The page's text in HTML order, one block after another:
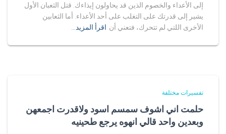
إلى الأعداء والخصوم الذين قد يحاولون إيذاءك. قتل الثعبان الأول
يشير إلى قدرتك على التغلب على أحد الأعداء. أما الثعابين
الأخرى اللتي لم تتحرك، فتعني أن اقرأ المزيد…
تفسيرات مختلفة
حلمت اني اشوف سمسم اسود ولاقدرت اجمعهن
وبعدين واحد قالي انهوه يرجع طحينيه